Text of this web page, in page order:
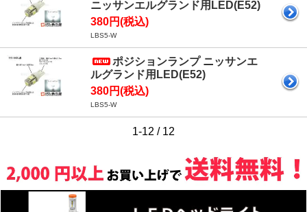
ニッサンエルグランド用LED(E52)
380円(税込)
LBS5-W
ポジションランプ ニッサンエ
ルグランド用LED(E52)
380円(税込)
LBS5-W
1-12 / 12